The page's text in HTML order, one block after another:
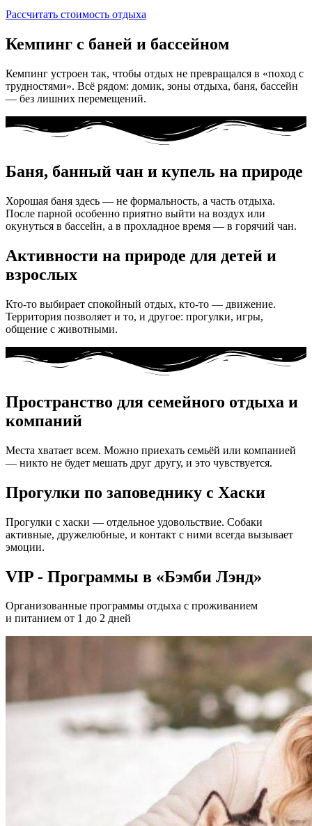
Рассчитать стоимость отдыха
Кемпинг с баней и бассейном
Кемпинг устроен так, чтобы отдых не превращался в «поход с
трудностями». Всё рядом: домик, зоны отдыха, баня, бассейн
— без лишних перемещений.
Баня, банный чан и купель на природе
Хорошая баня здесь — не формальность, а часть отдыха.
После парной особенно приятно выйти на воздух или
окунуться в бассейн, а в прохладное время — в горячий чан.
Активности на природе для детей и
взрослых
Кто-то выбирает спокойный отдых, кто-то — движение.
Территория позволяет и то, и другое: прогулки, игры,
общение с животными.
Пространство для семейного отдыха и
компаний
Места хватает всем. Можно приехать семьёй или компанией
— никто не будет мешать друг другу, и это чувствуется.
Прогулки по заповеднику с Хаски
Прогулки с хаски — отдельное удовольствие. Собаки
активные, дружелюбные, и контакт с ними всегда вызывает
эмоции.
VIP - Программы в «Бэмби Лэнд»
Организованные программы отдыха с проживанием
и питанием от 1 до 2 дней